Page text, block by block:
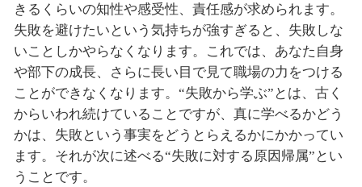
きるくらいの知性や感受性、責任感が求められます。
失敗を避けたいという気持ちが強すぎると、失敗しな
いことしかやらなくなります。これでは、あなた自身
や部下の成長、さらに長い目で見て職場の力をつける
ことができなくなります。“失敗から学ぶ”とは、古く
からいわれ続けていることですが、真に学べるかどう
かは、失敗という事実をどうとらえるかにかかってい
ます。それが次に述べる“失敗に対する原因帰属”とい
うことです。